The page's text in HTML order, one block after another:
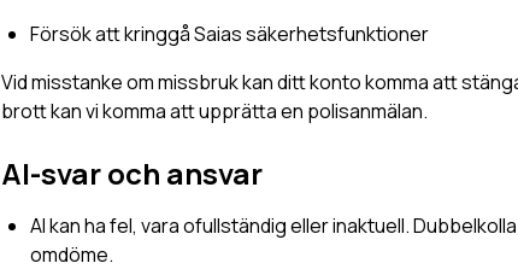
Försök att kringgå Saias säkerhetsfunktioner
Vid misstanke om missbruk kan ditt konto komma att
brott kan vi komma att upprätta en polisanmälan.
AI-svar och ansvar
AI kan ha fel, vara ofullständig eller inaktuell.
omdöme.